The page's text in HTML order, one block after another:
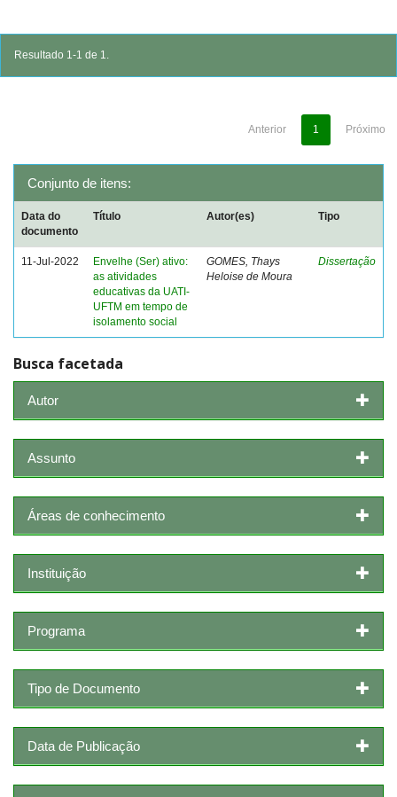
Resultado 1-1 de 1.
Anterior 1 Próximo
Conjunto de itens:
Data do
documento
Título Autor(es) Tipo
11-Jul-2022
Envelhe (Ser) ativo:
as atividades
educativas da UATI-
UFTM em tempo de
isolamento social
GOMES, Thays
Heloise de Moura
Dissertação
Busca facetada
Autor
Assunto
Áreas de conhecimento
Instituição
Programa
Tipo de Documento
Data de Publicação